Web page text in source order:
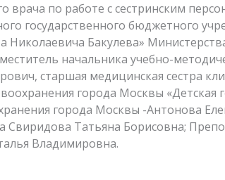
врача по работе с сестринским
государственного бюджетного
Николаевича Бакулева»
начальника учебно-
старшая медицинская сестра
города Москвы «Детская
города Москвы -Антонова
Свиридова Татьяна Борисовна;
Владимировна.